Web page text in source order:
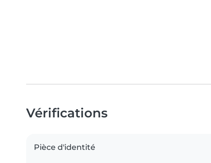
Vérifications
Pièce d'identité